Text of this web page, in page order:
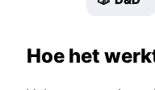
Hoe het